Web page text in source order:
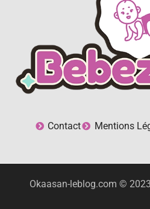
Contact Mentions
Okaasan-leblog.com ©